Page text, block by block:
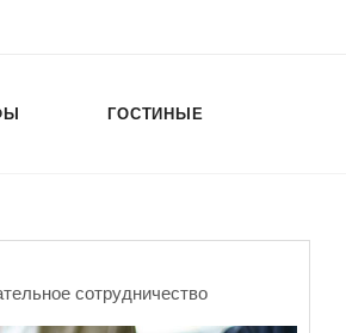
ГОСТИНЫЕ
сотрудничество